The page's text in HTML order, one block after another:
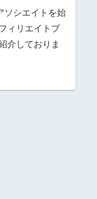
ソシエイトを始
ィリエイトプ
介しておりま